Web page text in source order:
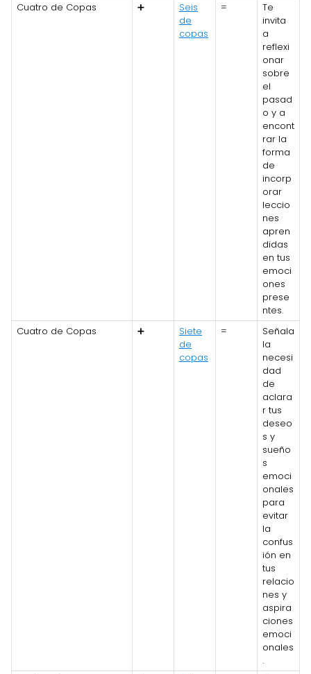
Cuatro de Copas
➕
Seis
de
copas
=
Te
invita
a
reflexi
onar
sobre
el
pasad
o y a
encont
rar la
forma
de
incorp
orar
leccio
nes
apren
didas
en tus
emoci
ones
prese
ntes.
Cuatro de Copas
➕
Siete
de
copas
=
Señala
la
necesi
dad
de
aclara
r tus
deseo
s y
sueño
s
emoci
onales
para
evitar
la
confus
ión en
tus
relacio
nes y
aspira
ciones
emoci
onales
.